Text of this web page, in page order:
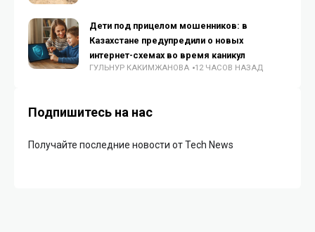
Дети под прицелом мошенников: в
Казахстане предупредили о новых
интернет-схемах во время каникул
ГУЛЬНУР КАКИМЖАНОВА 12 ЧАСОВ НАЗАД
Подпишитесь на нас
Получайте последние новости от Tech News